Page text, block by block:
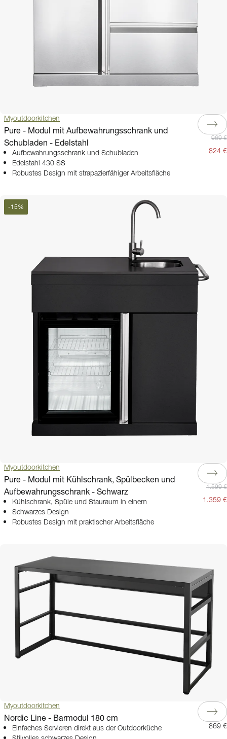
Myoutdoorkitchen
Pure - Modul mit Aufbewahrungsschrank und
Schubladen - Edelstahl
Aufbewahrungsschrank und Schubladen
Edelstahl 430 SS
Robustes Design mit strapazierfähiger Arbeitsfläche
969 €
824 €
-15%
Myoutdoorkitchen
Pure - Modul mit Kühlschrank, Spülbecken und
Aufbewahrungsschrank - Schwarz
Kühlschrank, Spüle und Stauraum in einem
Schwarzes Design
Robustes Design mit praktischer Arbeitsfläche
1.599 €
1.359 €
Myoutdoorkitchen
Nordic Line - Barmodul 180 cm
Einfaches Servieren direkt aus der Outdoorküche
869 €